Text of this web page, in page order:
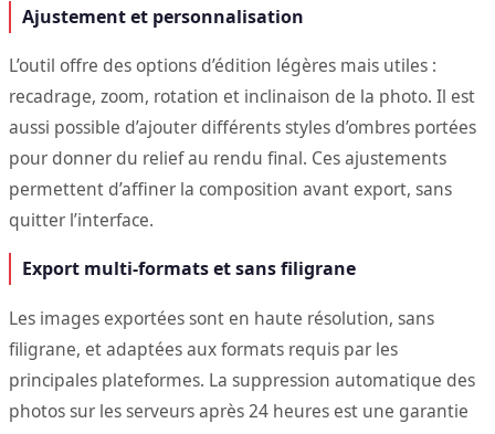
Ajustement et personnalisation
L’outil offre des options d’édition légères mais utiles :
recadrage, zoom, rotation et inclinaison de la photo. Il est
aussi possible d’ajouter différents styles d’ombres portées
pour donner du relief au rendu final. Ces ajustements
permettent d’affiner la composition avant export, sans
quitter l’interface.
Export multi-formats et sans filigrane
Les images exportées sont en haute résolution, sans
filigrane, et adaptées aux formats requis par les
principales plateformes. La suppression automatique des
photos sur les serveurs après 24 heures est une garantie